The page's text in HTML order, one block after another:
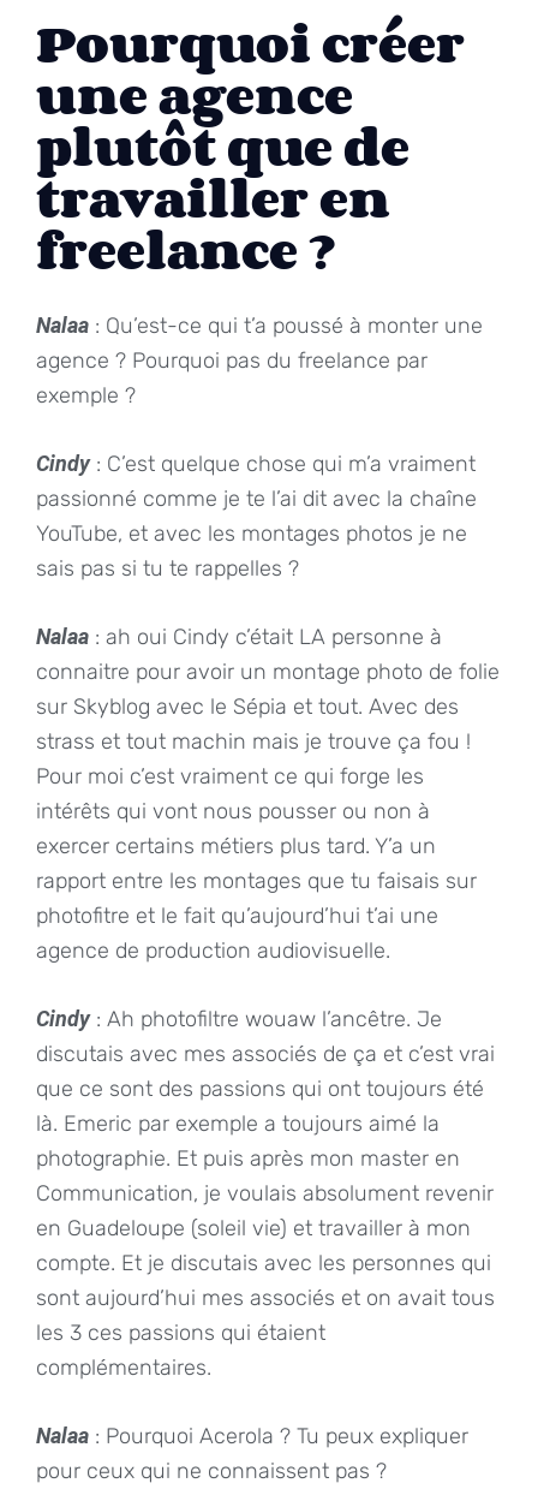
Pourquoi créer
une agence
plutôt que de
travailler en
freelance ?
Nalaa : Qu’est-ce qui t’a poussé à monter une
agence ? Pourquoi pas du freelance par
exemple ?
Cindy: C’est quelque chose qui m’a vraiment
passionné comme je te l’ai dit avec la chaîne
YouTube, et avec les montages photos je ne
sais pas si tu te rappelles ?
Nalaa : ah oui Cindy c’était LA personne à
connaitre pour avoir un montage photo de folie
sur Skyblog avec le Sépia et tout. Avec des
strass et tout machin mais je trouve ça fou !
Pour moi c’est vraiment ce qui forge les
intérêts qui vont nous pousser ou non à
exercer certains métiers plus tard. Y’a un
rapport entre les montages que tu faisais sur
photofitre et le fait qu’aujourd’hui t’ai une
agence de production audiovisuelle.
Cindy: Ah photofiltre wouaw l’ancêtre. Je
discutais avec mes associés de ça et c’est vrai
que ce sont des passions qui ont toujours été
là. Emeric par exemple a toujours aimé la
photographie. Et puis après mon master en
Communication, je voulais absolument revenir
en Guadeloupe (soleil vie) et travailler à mon
compte. Et je discutais avec les personnes qui
sont aujourd’hui mes associés et on avait tous
les 3 ces passions qui étaient
complémentaires.
Nalaa : Pourquoi Acerola ? Tu peux expliquer
pour ceux qui ne connaissent pas ?